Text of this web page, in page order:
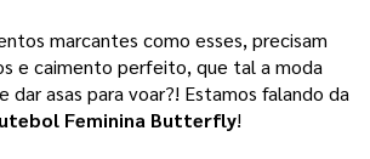
marcantes como esses, precisam
e caimento perfeito, que tal a moda
asas para voar?! Estamos falando da
Feminina Butterfly!